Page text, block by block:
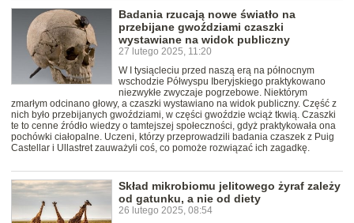
Badania rzucają nowe światło na
przebijane gwoździami czaszki
wystawiane na widok publiczny
27 lutego 2025, 11:20
W I tysiącleciu przed naszą erą na północnym
wschodzie Półwyspu Iberyjskiego praktykowano
niezwykłe zwyczaje pogrzebowe. Niektórym
zmarłym odcinano głowy, a czaszki wystawiano na widok publiczny. Część z
nich było przebijanych gwoździami, w części gwoździe wciąż tkwią. Czaszki
te to cenne źródło wiedzy o tamtejszej społeczności, gdyż praktykowała ona
pochówki ciałopalne. Uczeni, którzy przeprowadzili badania czaszek z Puig
Castellar i Ullastret zauważyli coś, co pomoże rozwiązać ich zagadkę.
Skład mikrobiomu jelitowego żyraf zależy
od gatunku, a nie od diety
26 lutego 2025, 08:54